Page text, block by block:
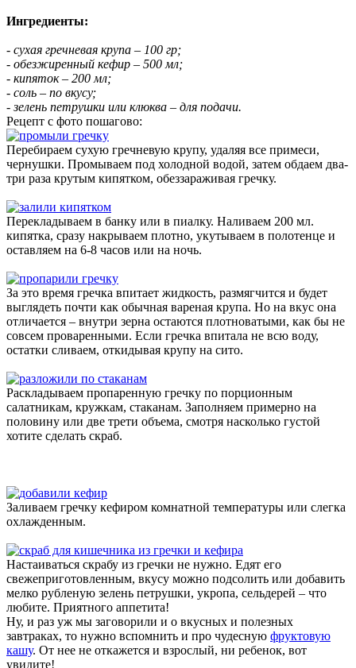
Ингредиенты:
- сухая гречневая крупа – 100 гр;
- обезжиренный кефир – 500 мл;
- кипяток – 200 мл;
- соль – по вкусу;
- зелень петрушки или клюква – для подачи.
Рецепт с фото пошагово:
Перебираем сухую гречневую крупу, удаляя все примеси,
чернушки. Промываем под холодной водой, затем обдаем два-
три раза крутым кипятком, обеззараживая гречку.
Перекладываем в банку или в пиалку. Наливаем 200 мл.
кипятка, сразу накрываем плотно, укутываем в полотенце и
оставляем на 6-8 часов или на ночь.
За это время гречка впитает жидкость, размягчится и будет
выглядеть почти как обычная вареная крупа. Но на вкус она
отличается – внутри зерна остаются плотноватыми, как бы не
совсем проваренными. Если гречка впитала не всю воду,
остатки сливаем, откидывая крупу на сито.
Раскладываем пропаренную гречку по порционным
салатникам, кружкам, стаканам. Заполняем примерно на
половину или две трети объема, смотря насколько густой
хотите сделать скраб.
Заливаем гречку кефиром комнатной температуры или слегка
охлажденным.
Настаиваться скрабу из гречки не нужно. Едят его
свежеприготовленным, вкусу можно подсолить или добавить
мелко рубленую зелень петрушки, укропа, сельдерей – что
любите. Приятного аппетита!
Ну, и раз уж мы заговорили и о вкусных и полезных
завтраках, то нужно вспомнить и про чудесную фруктовую
кашу. От нее не откажется и взрослый, ни ребенок, вот
увидите!